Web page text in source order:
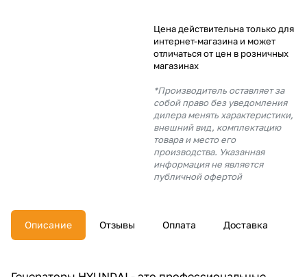
Цена действительна только для
интернет-магазина и может
отличаться от цен в розничных
магазинах
*Производитель оставляет за
собой право без уведомления
дилера менять характеристики,
внешний вид, комплектацию
товара и место его
производства. Указанная
информация не является
публичной офертой
Описание Отзывы Оплата Доставка
25
раз в 2
Остались вопросы?
8 800 302-02-51
plait.ru